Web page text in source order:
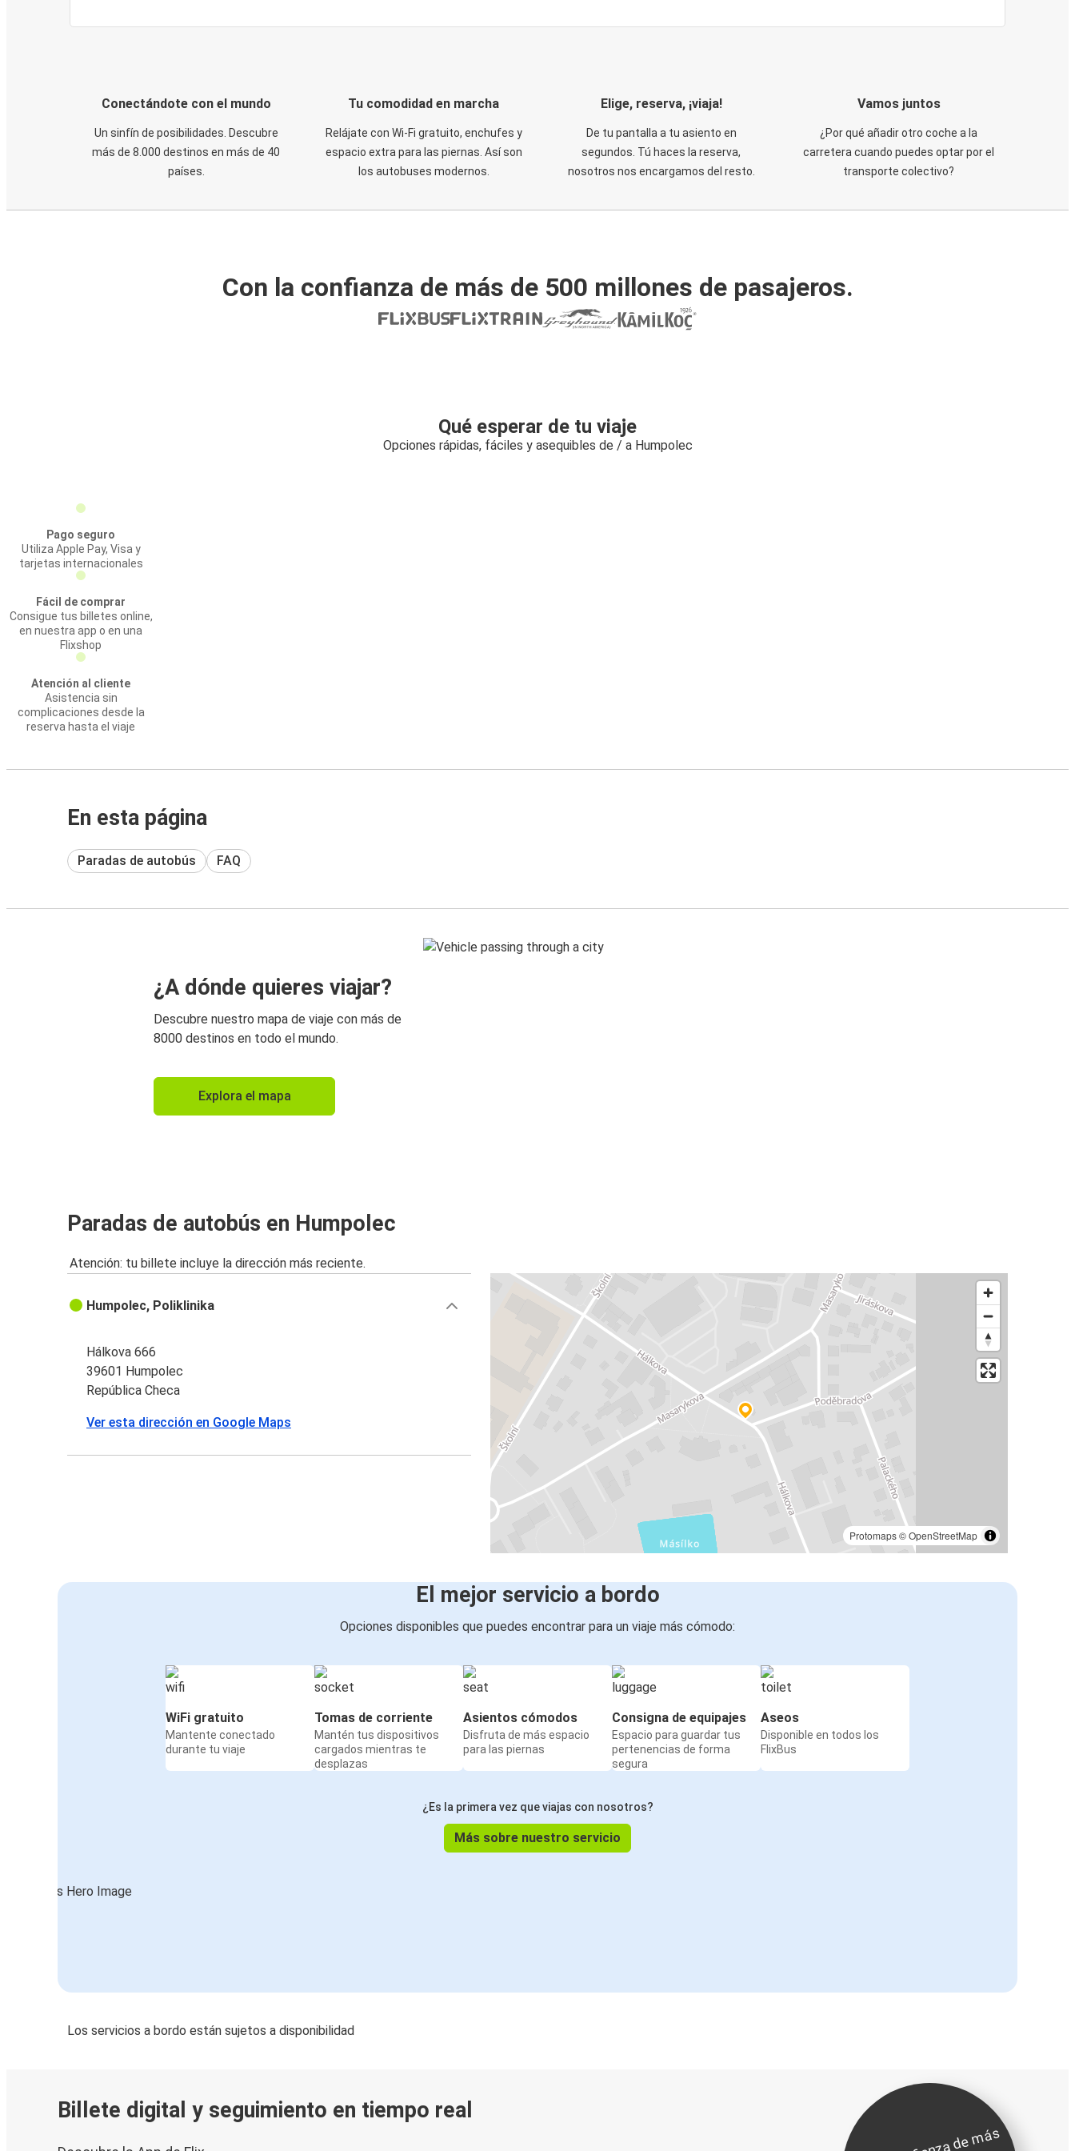
Conectándote con el mundo
Un sinfín de posibilidades. Descubre
más de 8.000 destinos en más de 40
países.
Tu comodidad en marcha
Relájate con Wi-Fi gratuito, enchufes y
espacio extra para las piernas. Así son
los autobuses modernos.
Elige, reserva, ¡viaja!
De tu pantalla a tu asiento en
segundos. Tú haces la reserva,
nosotros nos encargamos del resto.
Vamos juntos
¿Por qué añadir otro coche a la
carretera cuando puedes optar por el
transporte colectivo?
Con la confianza de más de 500 millones de pasajeros.
Qué esperar de tu viaje
Opciones rápidas, fáciles y asequibles de / a Humpolec
Pago seguro
Utiliza Apple Pay, Visa y
tarjetas internacionales
Fácil de comprar
Consigue tus billetes online,
en nuestra app o en una
Flixshop
Atención al cliente
Asistencia sin
complicaciones desde la
reserva hasta el viaje
En esta página
Paradas de autobús FAQ
¿A dónde quieres viajar?
Descubre nuestro mapa de viaje con más de
8000 destinos en todo el mundo.
Explora el mapa
Paradas de autobús en Humpolec
Atención: tu billete incluye la dirección más reciente.
Protomaps©OpenStreetMap
Humpolec, Poliklinika
Hálkova 666
39601 Humpolec
República Checa
Ver esta dirección en Google Maps
El mejor servicio a bordo
Opciones disponibles que puedes encontrar para un viaje más cómodo:
WiFi gratuito
Mantente conectado
durante tu viaje
Tomas de corriente
Mantén tus dispositivos
cargados mientras te
desplazas
Asientos cómodos
Disfruta de más espacio
para las piernas
Consigna de equipajes
Espacio para guardar tus
pertenencias de forma
segura
Aseos
Disponible en todos los
FlixBus
¿Es la primera vez que viajas con nosotros?
Más sobre nuestro servicio
Los servicios a bordo están sujetos a disponibilidad
Billete digital y seguimiento en tiempo real